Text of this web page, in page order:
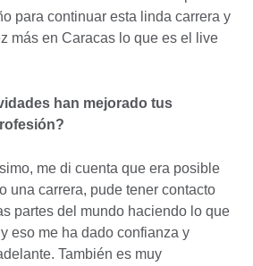
para continuar esta linda carrera y
más en Caracas lo que es el live
han mejorado tus
me di cuenta que era posible
una carrera, pude tener contacto
partes del mundo haciendo lo que
eso me ha dado confianza y
También es muy